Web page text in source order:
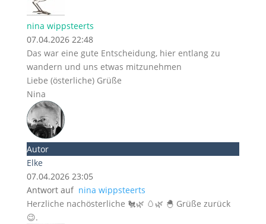
nina wippsteerts
07.04.2026 22:48
Das war eine gute Entscheidung, hier entlang zu
wandern und uns etwas mitzunehmen
Liebe (österliche) Grüße
Nina
Autor
Elke
07.04.2026 23:05
Antwort auf nina wippsteerts
Herzliche nachösterliche 🐔🌿 🥚🌿 🐣 Grüße zurück
😉.